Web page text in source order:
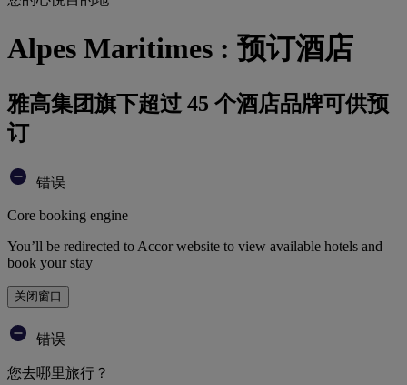
Alpes Maritimes : 预订酒店
雅高集团旗下超过 45 个酒店品牌可供预
订
错误
Core booking engine
You’ll be redirected to Accor website to view available hotels and
book your stay
关闭窗口
错误
您去哪里旅行？